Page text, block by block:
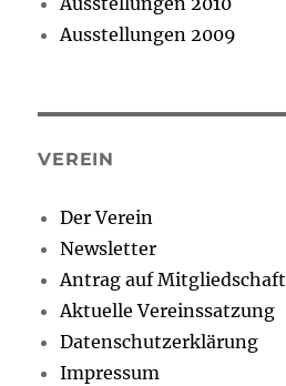
Ausstellungen 2009
VEREIN
Der Verein
Newsletter
Antrag auf Mitgliedschaft
Aktuelle Vereinssatzung
Datenschutzerklärung
Impressum